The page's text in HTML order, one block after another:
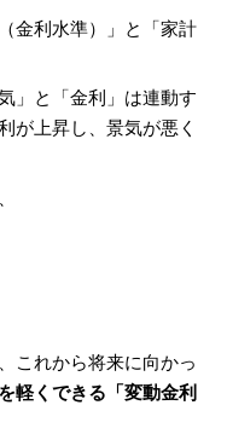
金利水準）」と「家計
」と「金利」は連動す
が上昇し、景気が悪く
これから将来に向かっ
軽くできる「変動金利